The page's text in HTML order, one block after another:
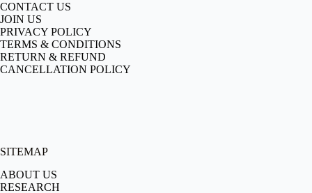
CONTACT US
JOIN US
PRIVACY POLICY
TERMS & CONDITIONS
RETURN & REFUND
CANCELLATION POLICY
SITEMAP
ABOUT US
RESEARCH